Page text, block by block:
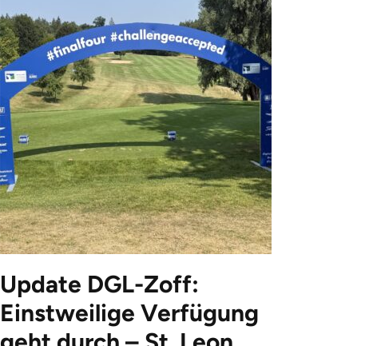
Update DGL-Zoff:
Einstweilige Verfügung